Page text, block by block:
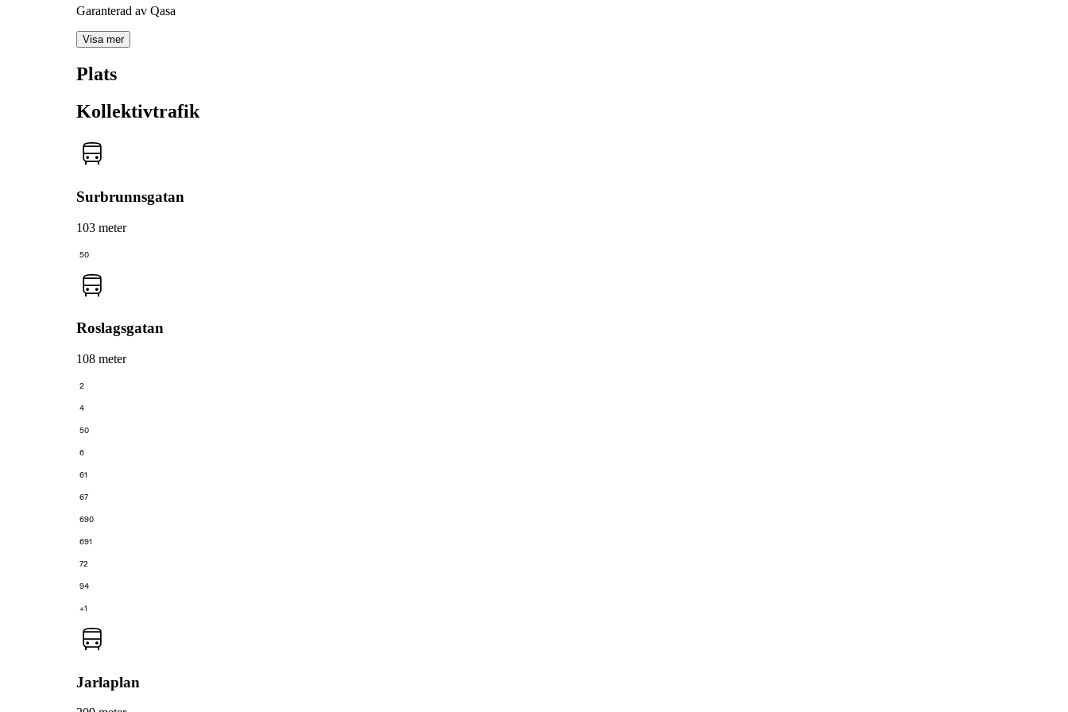
Garanterad av Qasa
Visa mer
Plats
Kollektivtrafik
Surbrunnsgatan
103 meter
50
Roslagsgatan
108 meter
2
4
50
6
61
67
690
691
72
94
+1
Jarlaplan